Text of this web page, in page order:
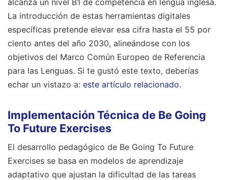
alcanza un nivel B1 de competencia en lengua inglesa.
La introducción de estas herramientas digitales
específicas pretende elevar esa cifra hasta el 55 por
ciento antes del año 2030, alineándose con los
objetivos del Marco Común Europeo de Referencia
para las Lenguas. Si te gustó este texto, deberías
echar un vistazo a: este artículo relacionado.
Implementación Técnica de Be Going
To Future Exercises
El desarrollo pedagógico de Be Going To Future
Exercises se basa en modelos de aprendizaje
adaptativo que ajustan la dificultad de las tareas